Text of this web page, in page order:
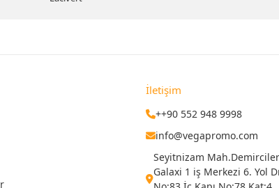
İletişim
++90 552 948 9998
info@vegapromo.com
Seyitnizam
Galaxi 1 iş Merkezi 6. Yol